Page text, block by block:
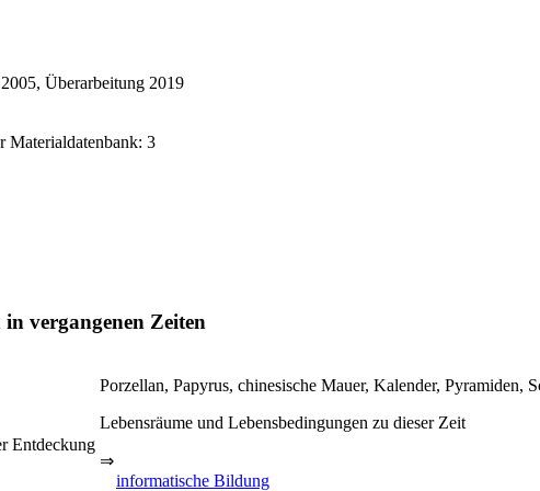
Überarbeitung 2019
Materialdatenbank: 3
vergangenen Zeiten
Entdeckung
Porzellan, Papyrus, chinesische Mauer, Kalender, Pyramiden,
Lebensräume und Lebensbedingungen zu dieser Zeit
⇒
informatische Bildung